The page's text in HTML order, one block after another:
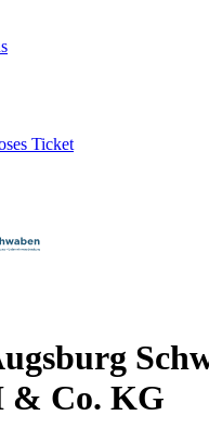
Ticket
& Co. KG